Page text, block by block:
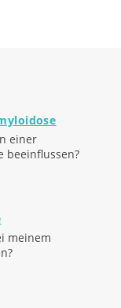
einer
beeinflussen?
meinem